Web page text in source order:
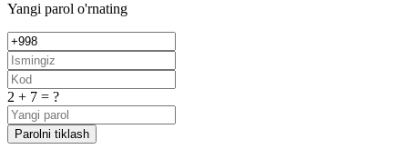
Yangi parol o'rnating
2 + 7 = ?
Parolni tiklash